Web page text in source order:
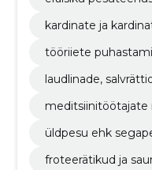
kardinate ja
tööriiete
laudlinade,
meditsiinitöötajate
üldpesu ehk
froteerätikud ja